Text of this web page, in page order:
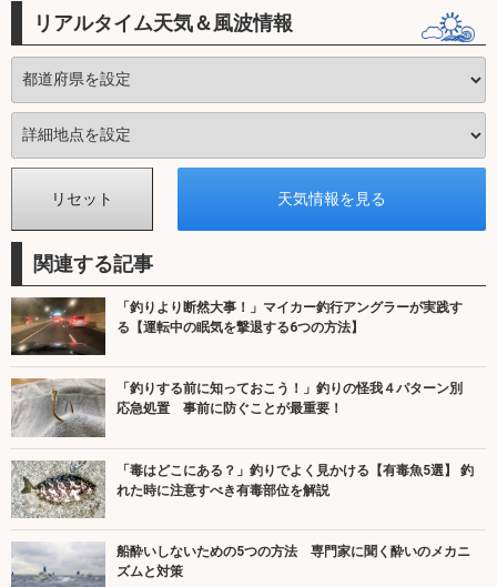
リアルタイム天気＆風波情報
関連する記事
「釣りより断然大事！」マイカー釣行アングラーが実践す
る【運転中の眠気を撃退する6つの方法】
「釣りする前に知っておこう！」釣りの怪我４パターン別
応急処置 事前に防ぐことが最重要！
「毒はどこにある？」釣りでよく見かける【有毒魚5選】 釣
れた時に注意すべき有毒部位を解説
船酔いしないための5つの方法 専門家に聞く酔いのメカニ
ズムと対策